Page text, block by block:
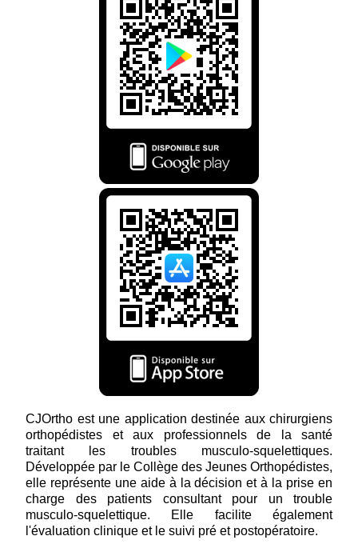
CJOrtho est une application destinée aux chirurgiens
orthopédistes et aux professionnels de la santé
traitant les troubles musculo-squelettiques.
Développée par le Collège des Jeunes Orthopédistes,
elle représente une aide à la décision et à la prise en
charge des patients consultant pour un trouble
musculo-squelettique. Elle facilite également
l'évaluation clinique et le suivi pré et postopératoire.